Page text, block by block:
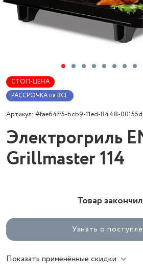
СТОП-ЦЕНА
РАССРОЧКА на ВСЁ
Артикул: #fae64ff5-bcb9-11ed-8448-
Электрогриль
Grillmaster 114
Товар
Узнать о
Показать применённые скидки